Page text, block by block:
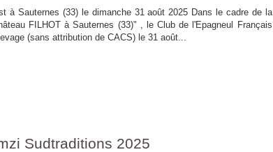
à Sauternes (33) le dimanche 31 août 2025 Dans le cadre de la
FILHOT à Sauternes (33)" , le Club de l'Epagneul Français
(sans attribution de CACS) le 31 août...
Sudtraditions 2025